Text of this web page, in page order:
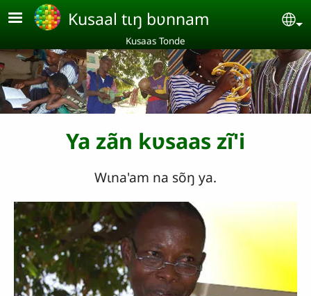
Aller au contenu principal
Kusaal tɩŋ bʋnnam
Kusaas Tonde
Ya zãn kʋsaas zĩ'i
Wɩna'am na sõŋ ya.